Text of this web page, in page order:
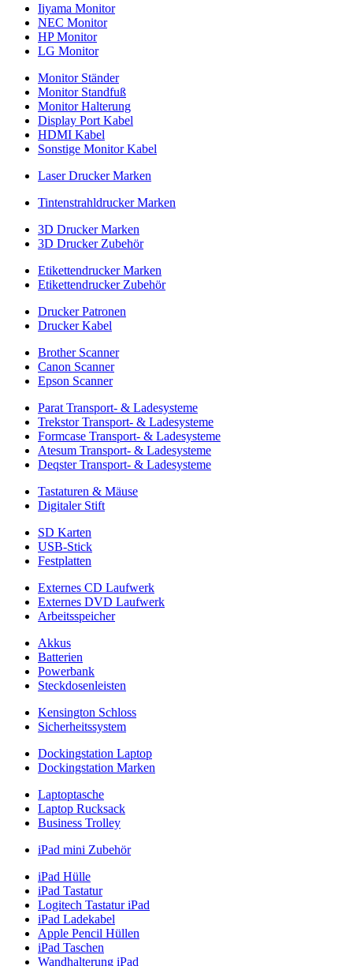
Iiyama Monitor
NEC Monitor
HP Monitor
LG Monitor
Monitor Ständer
Monitor Standfuß
Monitor Halterung
Display Port Kabel
HDMI Kabel
Sonstige Monitor Kabel
Laser Drucker Marken
Tintenstrahldrucker Marken
3D Drucker Marken
3D Drucker Zubehör
Etikettendrucker Marken
Etikettendrucker Zubehör
Drucker Patronen
Drucker Kabel
Brother Scanner
Canon Scanner
Epson Scanner
Parat Transport- & Ladesysteme
Trekstor Transport- & Ladesysteme
Formcase Transport- & Ladesysteme
Atesum Transport- & Ladesysteme
Deqster Transport- & Ladesysteme
Tastaturen & Mäuse
Digitaler Stift
SD Karten
USB-Stick
Festplatten
Externes CD Laufwerk
Externes DVD Laufwerk
Arbeitsspeicher
Akkus
Batterien
Powerbank
Steckdosenleisten
Kensington Schloss
Sicherheitssystem
Dockingstation Laptop
Dockingstation Marken
Laptoptasche
Laptop Rucksack
Business Trolley
iPad mini Zubehör
iPad Hülle
iPad Tastatur
Logitech Tastatur iPad
iPad Ladekabel
Apple Pencil Hüllen
iPad Taschen
Wandhalterung iPad